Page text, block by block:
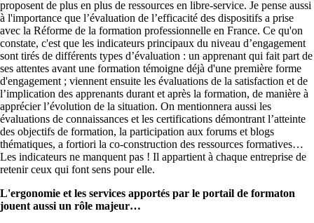
proposent de plus en plus de ressources en libre-service. Je pense aussi
à l'importance que l’évaluation de l’efficacité des dispositifs a prise
avec la Réforme de la formation professionnelle en France. Ce qu'on
constate, c'est que les indicateurs principaux du niveau d’engagement
sont tirés de différents types d’évaluation : un apprenant qui fait part de
ses attentes avant une formation témoigne déjà d'une première forme
d'engagement ; viennent ensuite les évaluations de la satisfaction et de
l’implication des apprenants durant et après la formation, de manière à
apprécier l’évolution de la situation. On mentionnera aussi les
évaluations de connaissances et les certifications démontrant l’atteinte
des objectifs de formation, la participation aux forums et blogs
thématiques, a fortiori la co-construction des ressources formatives
Les indicateurs ne manquent pas ! Il appartient à chaque entreprise de
retenir ceux qui font sens pour elle.
L'ergonomie et les services apportés par le portail de formaton
jouent aussi un rôle majeur